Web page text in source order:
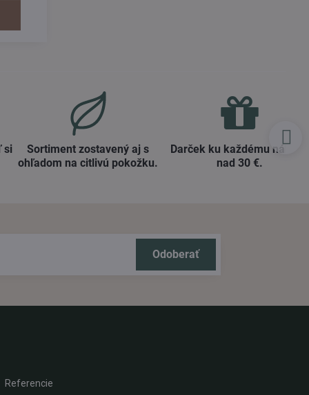
si
Sortiment zostavený aj s
ohľadom na citlivú pokožku​.
Darček ku každému nákupu
nad 30 €​.
Odoberať
Referencie